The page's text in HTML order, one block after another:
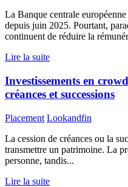
La Banque centrale
depuis juin 2025. Pourtant,
continuent de réduire la
Lire la suite
Investissements en
créances et successions
Placement Lookandfin
La cession de créances ou la
transmettre un patrimoine. La
personne, tandis...
Lire la suite